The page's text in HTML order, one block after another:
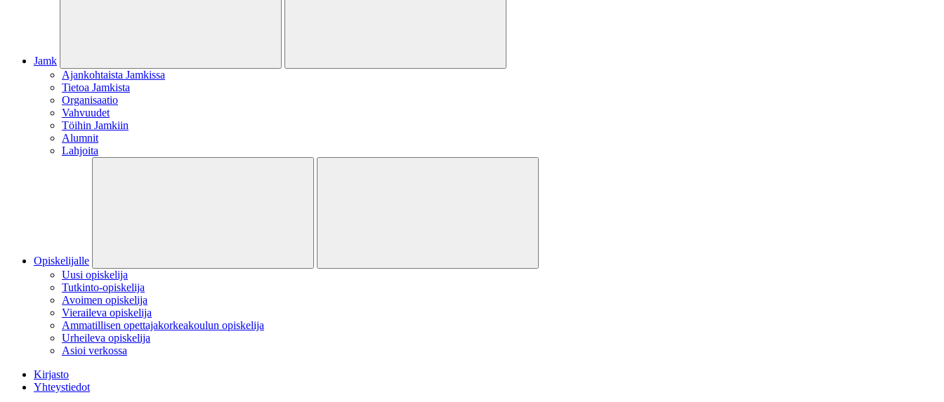
Jamk
Ajankohtaista Jamkissa
Tietoa Jamkista
Organisaatio
Vahvuudet
Töihin Jamkiin
Alumnit
Lahjoita
Opiskelijalle
Uusi opiskelija
Tutkinto-opiskelija
Avoimen opiskelija
Vieraileva opiskelija
Ammatillisen opettajakorkeakoulun opiskelija
Urheileva opiskelija
Asioi verkossa
Kirjasto
Yhteystiedot